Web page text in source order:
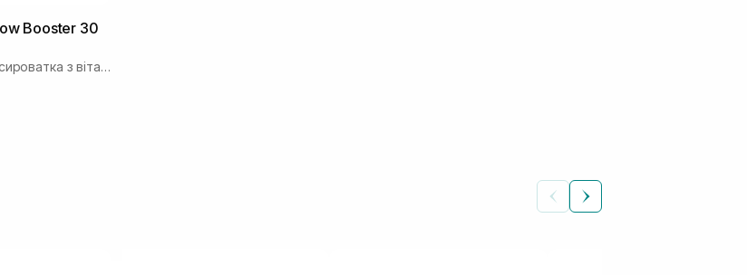
Booster 30
Антиоксидантна сироватка з вітаміном С